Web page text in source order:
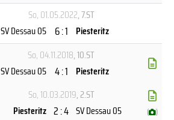
So, 01.05.2022, 7.ST
SV Dessau 05 6 : 1 Piesteritz
So, 04.11.2018, 10.ST
SV Dessau 05 4 : 1 Piesteritz
So, 10.03.2019, 2.ST
Piesteritz 2 : 4 SV Dessau 05 ( )